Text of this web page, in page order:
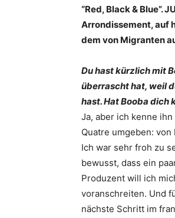
“Red, Black & Blue”.
Arrondissement, auf
dem von Migranten
Du hast kürzlich mit
überrascht hat, weil
hast. Hat Booba dich
Ja, aber ich kenne
Quatre umgeben: von
Ich war sehr froh zu
bewusst, dass ein
Produzent will ich
voranschreiten. Und
nächste Schritt im